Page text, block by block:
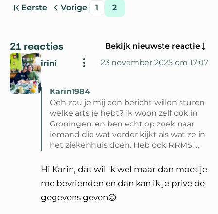
Ga naar
Eerste
pagina Vorige
pagina pagina
1 pagina
2
21 reacties Bekijk nieuwste reactie
irini 23 november 2025 om 17:07
Karin1984
Oeh zou je mij een bericht willen sturen
welke arts je hebt? Ik woon zelf ook in
Groningen, en ben echt op zoek naar
iemand die wat verder kijkt als wat ze in
het ziekenhuis doen. Heb ook RRMS. …
Hi Karin, dat wil ik wel maar dan moet je
me bevrienden en dan kan ik je prive de
gegevens geven😊